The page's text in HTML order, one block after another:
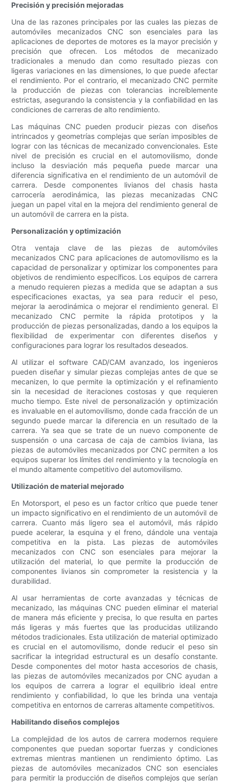
Precisión y precisión mejoradas
Una de las razones principales por las cuales las piezas de
automóviles mecanizados CNC son esenciales para las
aplicaciones de deportes de motores es la mayor precisión y
precisión que ofrecen. Los métodos de mecanizado
tradicionales a menudo dan como resultado piezas con
ligeras variaciones en las dimensiones, lo que puede afectar
el rendimiento. Por el contrario, el mecanizado CNC permite
la producción de piezas con tolerancias increíblemente
estrictas, asegurando la consistencia y la confiabilidad en las
condiciones de carreras de alto rendimiento.
Las máquinas CNC pueden producir piezas con diseños
intrincados y geometrías complejas que serían imposibles de
lograr con las técnicas de mecanizado convencionales. Este
nivel de precisión es crucial en el automovilismo, donde
incluso la desviación más pequeña puede marcar una
diferencia significativa en el rendimiento de un automóvil de
carrera. Desde componentes livianos del chasis hasta
carrocería aerodinámica, las piezas mecanizadas CNC
juegan un papel vital en la mejora del rendimiento general de
un automóvil de carrera en la pista.
Personalización y optimización
Otra ventaja clave de las piezas de automóviles
mecanizados CNC para aplicaciones de automovilismo es la
capacidad de personalizar y optimizar los componentes para
objetivos de rendimiento específicos. Los equipos de carrera
a menudo requieren piezas a medida que se adaptan a sus
especificaciones exactas, ya sea para reducir el peso,
mejorar la aerodinámica o mejorar el rendimiento general. El
mecanizado CNC permite la rápida prototipos y la
producción de piezas personalizadas, dando a los equipos la
flexibilidad de experimentar con diferentes diseños y
configuraciones para lograr los resultados deseados.
Al utilizar el software CAD/CAM avanzado, los ingenieros
pueden diseñar y simular piezas complejas antes de que se
mecanizen, lo que permite la optimización y el refinamiento
sin la necesidad de iteraciones costosas y que requieren
mucho tiempo. Este nivel de personalización y optimización
es invaluable en el automovilismo, donde cada fracción de un
segundo puede marcar la diferencia en un resultado de la
carrera. Ya sea que se trate de un nuevo componente de
suspensión o una carcasa de caja de cambios liviana, las
piezas de automóviles mecanizados por CNC permiten a los
equipos superar los límites del rendimiento y la tecnología en
el mundo altamente competitivo del automovilismo.
Utilización de material mejorado
En Motorsport, el peso es un factor crítico que puede tener
un impacto significativo en el rendimiento de un automóvil de
carrera. Cuanto más ligero sea el automóvil, más rápido
puede acelerar, la esquina y el freno, dándole una ventaja
competitiva en la pista. Las piezas de automóviles
mecanizados con CNC son esenciales para mejorar la
utilización del material, lo que permite la producción de
componentes livianos sin comprometer la resistencia y la
durabilidad.
Al usar herramientas de corte avanzadas y técnicas de
mecanizado, las máquinas CNC pueden eliminar el material
de manera más eficiente y precisa, lo que resulta en partes
más ligeras y más fuertes que las producidas utilizando
métodos tradicionales. Esta utilización de material optimizado
es crucial en el automovilismo, donde reducir el peso sin
sacrificar la integridad estructural es un desafío constante.
Desde componentes del motor hasta accesorios de chasis,
las piezas de automóviles mecanizados por CNC ayudan a
los equipos de carrera a lograr el equilibrio ideal entre
rendimiento y confiabilidad, lo que les brinda una ventaja
competitiva en entornos de carreras altamente competitivos.
Habilitando diseños complejos
La complejidad de los autos de carrera modernos requiere
componentes que puedan soportar fuerzas y condiciones
extremas mientras mantienen un rendimiento óptimo. Las
piezas de automóviles mecanizados CNC son esenciales
para permitir la producción de diseños complejos que serían